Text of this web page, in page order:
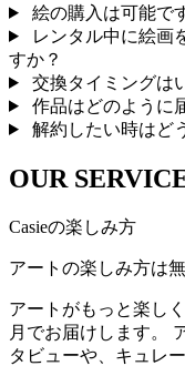
絵の購入は可能で
レンタル中に絵画
すか？
交換タイミングは
作品はどのように
解約したい時はど
OUR
Casieの楽しみ方
アートの楽しみ方は
アートがもっと楽し
月でお届けします。
タビューや、キュレ